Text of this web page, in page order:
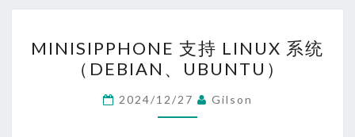
支
持
LINUX
系
MINISIPPHONE 支持 LINUX 系统
（DEBIAN、UBUNTU）
2024/12/27 Gilson